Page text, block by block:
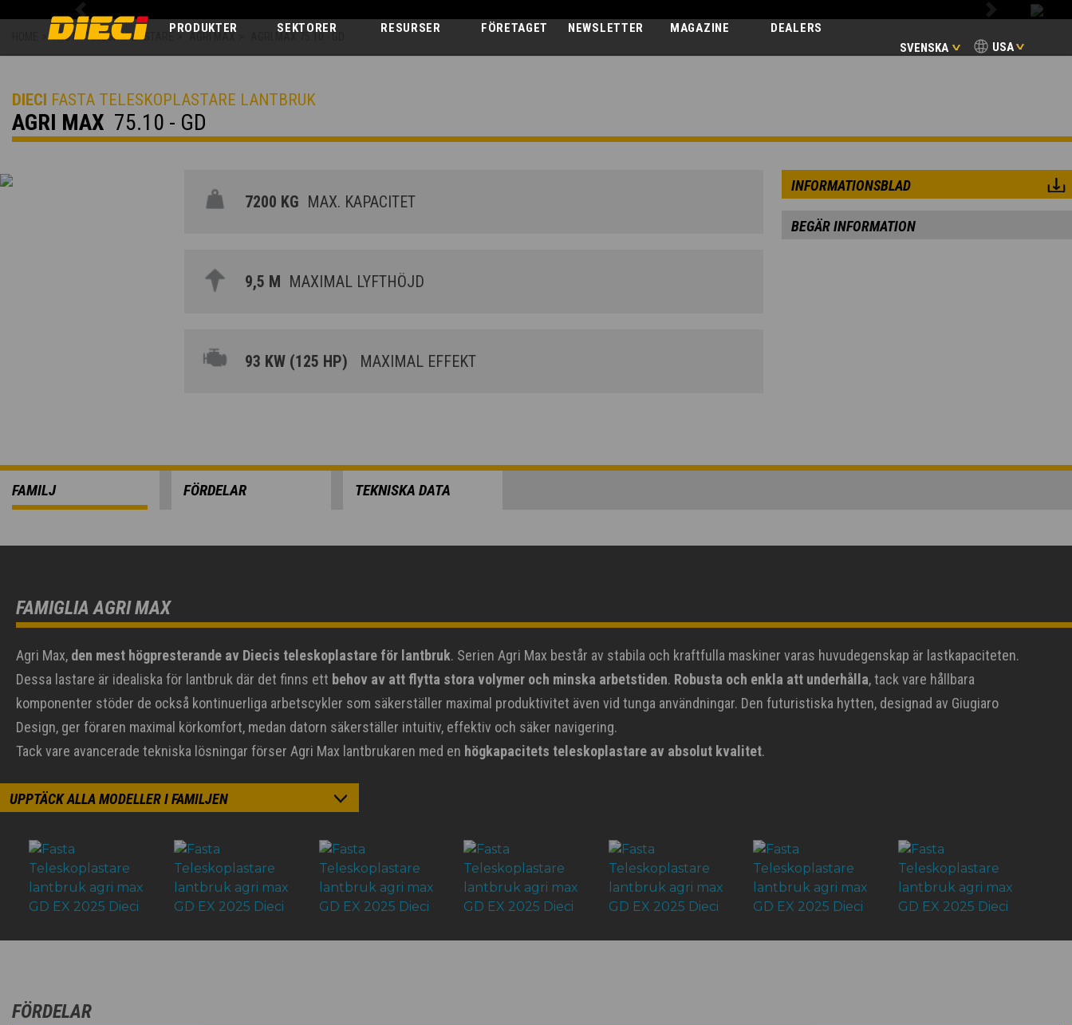
USA
SVENSKA
NEWSLETTER MAGAZINE DEALERS
PRODUKTER SEKTORER RESURSER FÖRETAGET
Previous Next
AGRI MAX
FASTA TELESKOPLASTARE
DIECI FASTA TELESKOPLASTARE LANTBRUK
AGRI MAX 75.10 - GD
7200 KG MAX. KAPACITET
9,5 M MAXIMAL LYFTHÖJD
93 KW (125 HP) MAXIMAL EFFEKT
INFORMATIONSBLAD
BEGÄR INFORMATION
FAMILJ FÖRDELAR TEKNISKA DATA
FAMIGLIA AGRI MAX
Agri Max, den mest högpresterande av Diecis teleskoplastare för lantbruk. Serien Agri Max består av stabila och kraftfulla maskiner varas huvudegenskap är lastkapaciteten.
Dessa lastare är idealiska för lantbruk där det finns ett behov av att flytta stora volymer och minska arbetstiden. Robusta och enkla att underhålla, tack vare hållbara
komponenter stöder de också kontinuerliga arbetscykler som säkerställer maximal produktivitet även vid tunga användningar. Den futuristiska hytten, designad av Giugiaro
Design, ger föraren maximal körkomfort, medan datorn säkerställer intuitiv, effektiv och säker navigering.
Tack vare avancerade tekniska lösningar förser Agri Max lantbrukaren med en högkapacitets teleskoplastare av absolut kvalitet.
UPPTÄCK ALLA MODELLER I FAMILJEN
FÖRDELAR